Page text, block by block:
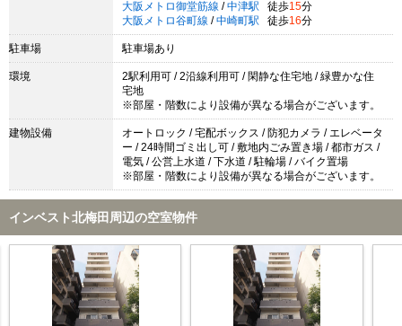
大阪メトロ御堂筋線 / 中津駅 徒歩15分
大阪メトロ谷町線 / 中崎町駅 徒歩16分
駐車場 駐車場あり
環境
2駅利用可 / 2沿線利用可 / 閑静な住宅地 / 緑豊かな住
宅地
※部屋・階数により設備が異なる場合がございます。
建物設備
オートロック / 宅配ボックス / 防犯カメラ / エレベータ
ー / 24時間ゴミ出し可 / 敷地内ごみ置き場 / 都市ガス /
電気 / 公営上水道 / 下水道 / 駐輪場 / バイク置場
※部屋・階数により設備が異なる場合がございます。
インベスト北梅田周辺の空室物件